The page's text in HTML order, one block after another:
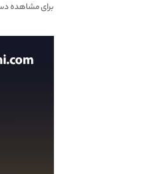
برای مشاهده